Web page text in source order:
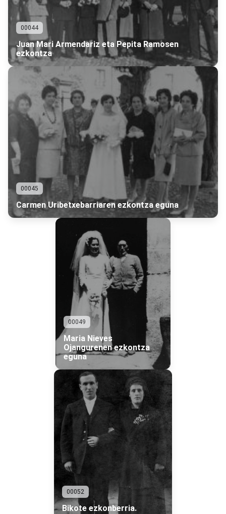
00044
Juan Mari Armendariz eta Pepita Ramosen
ezkontza
00045
Carmen Uribetxebarriaren ezkontza eguna
00049
Maria Nieves
Ojangurenen ezkontza
eguna
00052
Bikote ezkonberria.